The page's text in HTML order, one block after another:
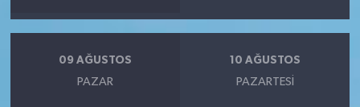
09 AĞUSTOS
PAZAR
10 AĞUSTOS
PAZARTESI